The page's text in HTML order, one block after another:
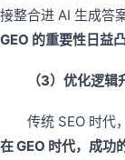
接整合进 AI 生成答
GEO 的重要性日益
（3）优化逻
传统 SEO 时代
在 GEO 时代，成功